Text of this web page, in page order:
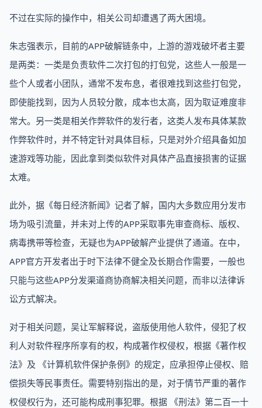
不过在实际的操作中，相关公司却遭遇了两大困境。
朱志强表示，目前的APP破解链条中，上游的游戏破坏者主要
是两类：一类是负责软件二次打包的打包党，这些人一般是一
些个人或者小团队，通常不发布息，者很难找到这些打包党，
即使能找到，因为人员较分散，成本也太高，因为取证难度非
常大。另一类是相关作弊软件的发行者，这类人发布具体某款
作弊软件时，并不特定针对具体目标，只是对外介绍具备如加
速游戏等功能，因此拿到类似软件对具体产品直接损害的证据
太难。
此外，据《每日经济新闻》记者了解，国内大多数应用分发市
场为吸引流量，并未对上传的APP采取事先审查商标、版权、
病毒携带等检查，无疑也为APP破解产业提供了通道。在中，
APP官方开发者出于时下法律不健全及长期合作需要，一般也
只能与这些APP分发渠道商协商解决相关问题，而非以法律诉
讼方式解决。
对于相关问题，吴让军解释说，盗版使用他人软件，侵犯了权
利人对软件程序所享有的权，构成著作权侵权，根据《著作权
法》及 《计算机软件保护条例》的规定，应承担停止侵权、赔
偿损失等民事责任。需要特别指出的是，对于情节严重的著作
权侵权行为，还可能构成刑事犯罪。根据 《刑法》第二百一十